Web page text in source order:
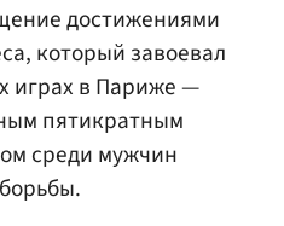
достижениями
который завоевал
играх в Париже —
пятикратным
среди мужчин